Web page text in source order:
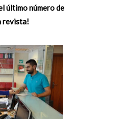
último número de
revista!